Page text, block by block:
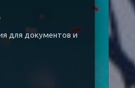
для документов и